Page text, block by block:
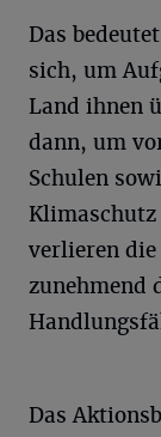
Das
sich, um
Land ihnen
dann, um
Schulen
Klimaschutz
verlieren
zunehmend
Das